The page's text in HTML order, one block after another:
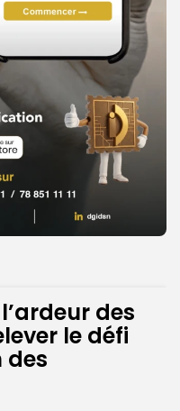
des
le défi
des